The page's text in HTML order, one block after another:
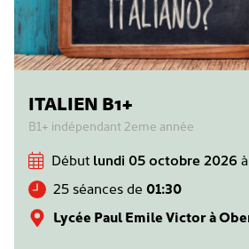
ITALIEN B1+
B1+ indépendant 2eme année
Début lundi 05 octobre 2026 à
25 séances de 01:30
Lycée Paul Emile Victor à